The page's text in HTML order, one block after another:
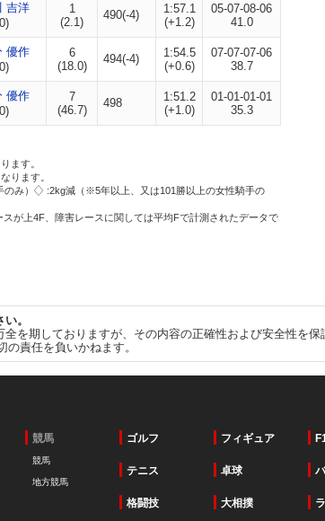
吉洋
1
(2.1)
490(-4)
1:57.1
(+1.2)
05-07-08-06
41.0
優作
6
(18.0)
494(-4)
1:54.5
(+0.6)
07-07-07-06
38.7
優作
7
(46.7)
498
1:51.2
(+1.0)
01-01-01-01
35.3
ます。
ります。
み）
:2kg減（※5年以上、又は101勝以上の女性騎手の
が上4F、障害レースに関しては平均Fで計測されたデータで
。
を期しておりますが、その内容の正確性および安全性を
責任を負いかねます。
競馬
競馬
地方競馬
ゴルフ フィギュア
テニス 卓球
格闘技 大相撲